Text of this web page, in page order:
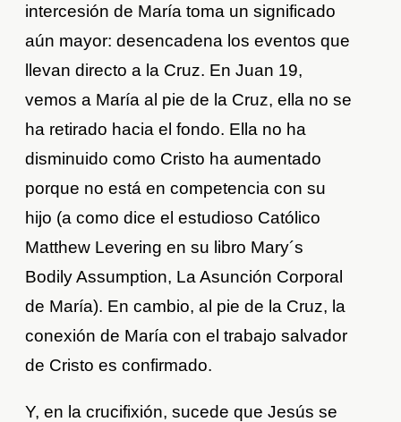
intercesión de María toma un significado
aún mayor: desencadena los eventos que
llevan directo a la Cruz. En Juan 19,
vemos a María al pie de la Cruz, ella no se
ha retirado hacia el fondo. Ella no ha
disminuido como Cristo ha aumentado
porque no está en competencia con su
hijo (a como dice el estudioso Católico
Matthew Levering en su libro Mary´s
Bodily Assumption, La Asunción Corporal
de María). En cambio, al pie de la Cruz, la
conexión de María con el trabajo salvador
de Cristo es confirmado.
Y, en la crucifixión, sucede que Jesús se